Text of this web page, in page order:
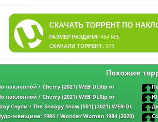
РАЗМЕР РАЗДАЧИ: 454 MB
СКАЧАЛИ ТОРРЕНТ: 978
Похожие
наклонной / Cherry (2021) WEB-DLRip от
| D
наклонной / Cherry (2021) WEB-DLRip от
| Пифагор
Снупи / The Snoopy Show [S01] (2021) WEB-DL
| 4K | HDR | D
женщина: 1984 / Wonder Woman 1984 (2020)